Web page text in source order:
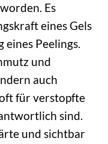
Es
eines Gels
Peelings.
und
auch
für verstopfte
sind.
und sichtbar